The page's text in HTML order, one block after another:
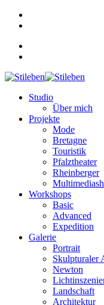
Studio
Über mich
Projekte
Mode
Bretagne
Touristik
Pfalztheater
Rheinberger
Workshops
Basic
Advanced
Expedition
Galerie
Portrait
Skulpturaler
Newton
Landschaft
Architektur